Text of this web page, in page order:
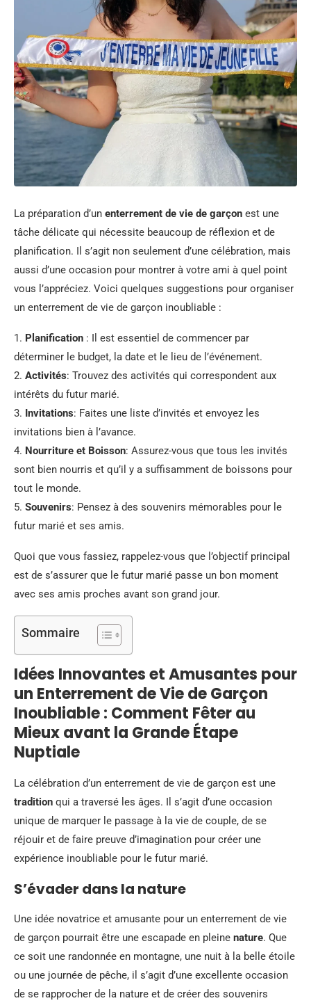
La préparation d’un enterrement de vie de garçon est une
tâche délicate qui nécessite beaucoup de réflexion et de
planification. Il s’agit non seulement d’une célébration, mais
aussi d’une occasion pour montrer à votre ami à quel point
vous l’appréciez. Voici quelques suggestions pour organiser
un enterrement de vie de garçon inoubliable :
1. Planification : Il est essentiel de commencer par
déterminer le budget, la date et le lieu de l’événement.
2. Activités: Trouvez des activités qui correspondent aux
intérêts du futur marié.
3. Invitations: Faites une liste d’invités et envoyez les
invitations bien à l’avance.
4. Nourriture et Boisson: Assurez-vous que tous les invités
sont bien nourris et qu’il y a suffisamment de boissons pour
tout le monde.
5. Souvenirs: Pensez à des souvenirs mémorables pour le
futur marié et ses amis.
Quoi que vous fassiez, rappelez-vous que l’objectif principal
est de s’assurer que le futur marié passe un bon moment
avec ses amis proches avant son grand jour.
Sommaire
Idées Innovantes et Amusantes pour
un Enterrement de Vie de Garçon
Inoubliable : Comment Fêter au
Mieux avant la Grande Étape
Nuptiale
La célébration d’un enterrement de vie de garçon est une
tradition qui a traversé les âges. Il s’agit d’une occasion
unique de marquer le passage à la vie de couple, de se
réjouir et de faire preuve d’imagination pour créer une
expérience inoubliable pour le futur marié.
S’évader dans la nature
Une idée novatrice et amusante pour un enterrement de vie
de garçon pourrait être une escapade en pleine nature. Que
ce soit une randonnée en montagne, une nuit à la belle étoile
ou une journée de pêche, il s’agit d’une excellente occasion
de se rapprocher de la nature et de créer des souvenirs